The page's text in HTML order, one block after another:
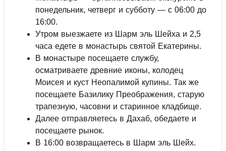
понедельник, четверг и субботу — с 06:00 до
16:00.
Утром выезжаете из Шарм эль Шейха и 2,5
часа едете в монастырь святой Екатерины.
В монастыре посещаете службу,
осматриваете древние иконы, колодец
Моисея и куст Неопалимой купины. Так же
посещаете Базилику Преображения, старую
трапезную, часовни и старинное кладбище.
Далее отправляетесь в Дахаб, обедаете и
посещаете рынок.
В 16:00 возвращаетесь в Шарм эль Шейх.